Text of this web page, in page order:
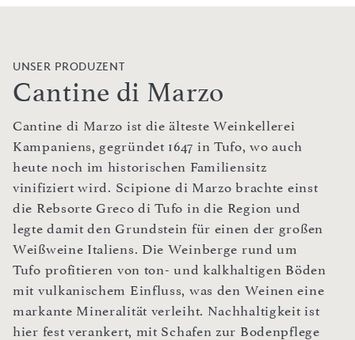
UNSER PRODUZENT
Cantine di Marzo
Cantine di Marzo ist die älteste Weinkellerei
Kampaniens, gegründet 1647 in Tufo, wo auch
heute noch im historischen Familiensitz
vinifiziert wird. Scipione di Marzo brachte einst
die Rebsorte Greco di Tufo in die Region und
legte damit den Grundstein für einen der großen
Weißweine Italiens. Die Weinberge rund um
Tufo profitieren von ton- und kalkhaltigen Böden
mit vulkanischem Einfluss, was den Weinen eine
markante Mineralität verleiht. Nachhaltigkeit ist
hier fest verankert, mit Schafen zur Bodenpflege